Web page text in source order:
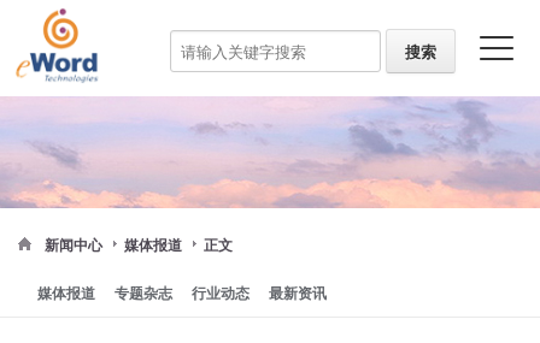
新闻中心 媒体报道 正文
媒体报道 专题杂志 行业动态 最新资讯